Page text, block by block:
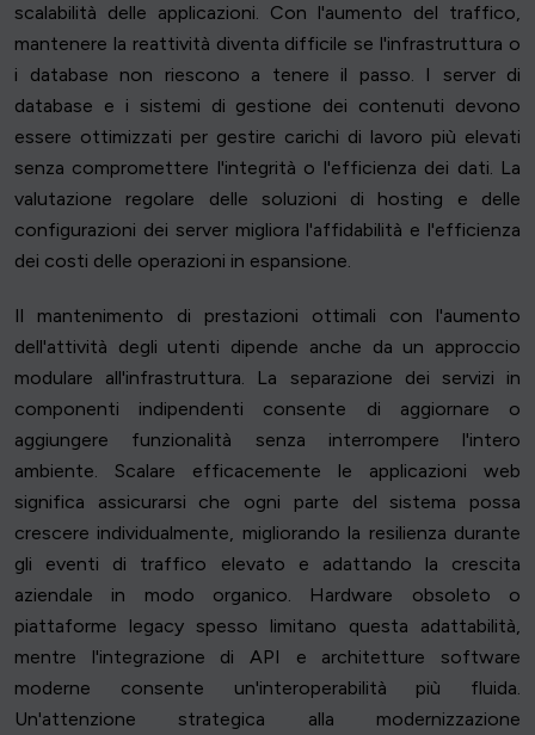
scalabilità delle applicazioni. Con l'aumento del traffico,
mantenere la reattività diventa difficile se l'infrastruttura o
i database non riescono a tenere il passo. I server di
database e i sistemi di gestione dei contenuti devono
essere ottimizzati per gestire carichi di lavoro più elevati
senza compromettere l'integrità o l'efficienza dei dati. La
valutazione regolare delle soluzioni di hosting e delle
configurazioni dei server migliora l'affidabilità e l'efficienza
dei costi delle operazioni in espansione.
Il mantenimento di prestazioni ottimali con l'aumento
dell'attività degli utenti dipende anche da un approccio
modulare all'infrastruttura. La separazione dei servizi in
componenti indipendenti consente di aggiornare o
aggiungere funzionalità senza interrompere l'intero
ambiente. Scalare efficacemente le applicazioni web
significa assicurarsi che ogni parte del sistema possa
crescere individualmente, migliorando la resilienza durante
gli eventi di traffico elevato e adattando la crescita
aziendale in modo organico. Hardware obsoleto o
piattaforme legacy spesso limitano questa adattabilità,
mentre l'integrazione di API e architetture software
moderne consente un'interoperabilità più fluida.
Un'attenzione strategica alla modernizzazione